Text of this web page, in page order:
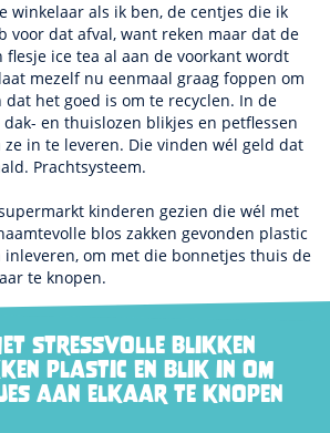
winkelaar als ik ben, de centjes die ik
voor dat afval, want reken maar dat de
ice tea al aan de voorkant wordt
mezelf nu eenmaal graag foppen om
het goed is om te recyclen. In de
en thuislozen blikjes en petflessen
ze in te leveren. Die vinden wél geld dat
Prachtsysteem.
kinderen gezien die wél met
blos zakken gevonden plastic
om met die bonnetjes thuis de
te knopen.
stressvolle blikken
plastic en blik in om
aan elkaar te knopen